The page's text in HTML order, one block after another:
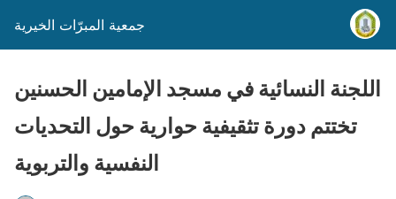
جمعية المبرّات الخيرية
اللجنة النسائية في مسجد الإمامين الحسنين
تختتم دورة تثقيفية حوارية حول التحديات
النفسية والتربوية